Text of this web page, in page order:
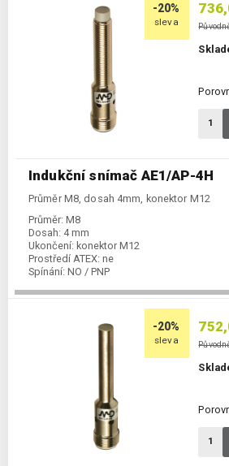
-20%
sleva
Indukční snímač AE1/AP-4H
Průměr M8, dosah 4mm, konektor M12
Průměr: M8
Dosah: 4 mm
Ukončení: konektor M12
Prostředí ATEX: ne
Spínání: NO / PNP
-20%
sleva